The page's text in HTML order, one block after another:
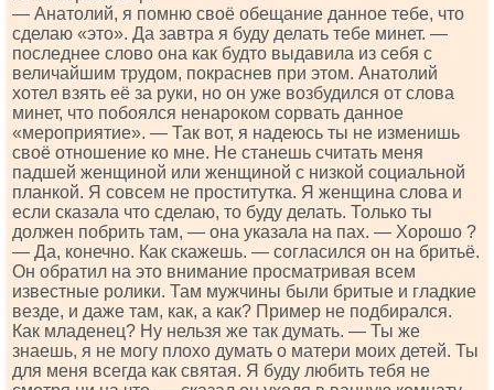
— Анатолий, я помню своё обещание данное тебе, что
сделаю «это». Да завтра я буду делать тебе минет. —
последнее слово она как будто выдавила из себя с
величайшим трудом, покраснев при этом. Анатолий
хотел взять её за руки, но он уже возбудился от слова
минет, что побоялся ненароком сорвать данное
«мероприятие». — Так вот, я надеюсь ты не изменишь
своё отношение ко мне. Не станешь считать меня
падшей женщиной или женщиной с низкой социальной
планкой. Я совсем не проститутка. Я женщина слова и
если сказала что сделаю, то буду делать. Только ты
должен побрить там, — она указала на пах. — Хорошо ?
— Да, конечно. Как скажешь. — согласился он на бритьё.
Он обратил на это внимание просматривая всем
известные ролики. Там мужчины были бритые и гладкие
везде, и даже там, как, а как? Пример не подбирался.
Как младенец? Ну нельзя же так думать. — Ты же
знаешь, я не могу плохо думать о матери моих детей. Ты
для меня всегда как святая. Я буду любить тебя не